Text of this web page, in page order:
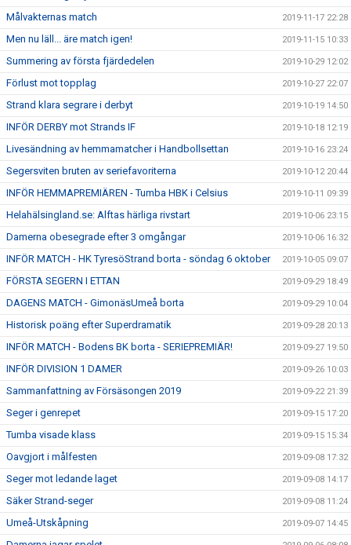
Målvakternas match 2019-11-17 22:28
Men nu läll... äre match igen! 2019-11-15 10:33
Summering av första fjärdedelen 2019-10-29 12:02
Förlust mot topplag 2019-10-27 22:07
Strand klara segrare i derbyt 2019-10-19 14:50
INFÖR DERBY mot Strands IF 2019-10-18 12:19
Livesändning av hemmamatcher i Handbollsettan 2019-10-16 23:24
Segersviten bruten av seriefavoriterna 2019-10-12 20:44
INFÖR HEMMAPREMIÄREN - Tumba HBK i Celsius 2019-10-11 09:39
Helahälsingland.se: Alftas härliga rivstart 2019-10-06 23:15
Damerna obesegrade efter 3 omgångar 2019-10-06 16:32
INFÖR MATCH - HK TyresöStrand borta - söndag 6 oktober 2019-10-05 09:07
FÖRSTA SEGERN I ETTAN 2019-09-29 18:49
DAGENS MATCH - GimonäsUmeå borta 2019-09-29 10:04
Historisk poäng efter Superdramatik 2019-09-28 20:13
INFÖR MATCH - Bodens BK borta - SERIEPREMIÄR! 2019-09-27 19:50
INFÖR DIVISION 1 DAMER 2019-09-26 10:03
Sammanfattning av Försäsongen 2019 2019-09-22 21:39
Seger i genrepet 2019-09-15 17:20
Tumba visade klass 2019-09-15 15:34
Oavgjort i målfesten 2019-09-08 17:32
Seger mot ledande laget 2019-09-08 14:17
Säker Strand-seger 2019-09-08 11:24
Umeå-Utskåpning 2019-09-07 14:45